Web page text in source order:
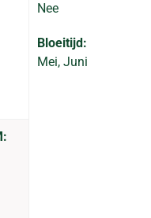
Nee
Bloeitijd:
Mei, Juni